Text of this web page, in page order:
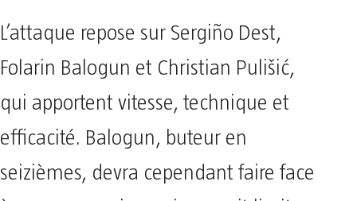
L’attaque repose sur Sergiño Dest,
Folarin Balogun et Christian Pulišić,
qui apportent vitesse, technique et
efficacité. Balogun, buteur en
seizièmes, devra cependant faire face